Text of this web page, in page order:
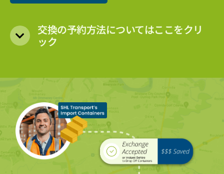
交換の予約方法についてはここをクリ
ック